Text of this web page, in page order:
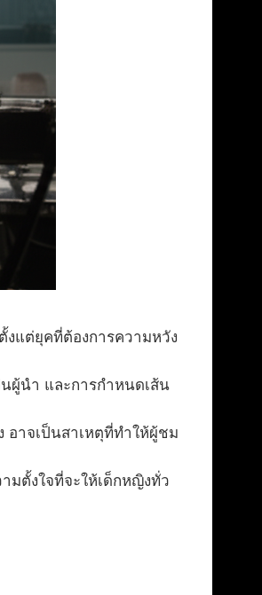
งแต่ยุคที่ต้องการความหวัง
ผู้นำ และการกำหนดเส้น
าจเป็นสาเหตุที่ทำให้ผู้ชม
มตั้งใจที่จะให้เด็กหญิงทั่ว